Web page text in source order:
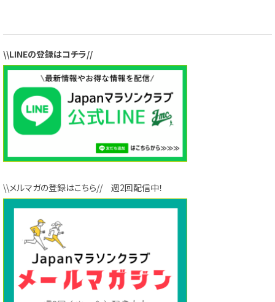
\\LINEの登録はコチラ//
\\メルマガの登録はこちら// 週2回配信中！